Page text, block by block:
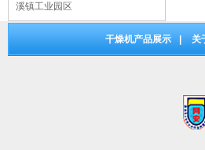
溪镇工业园区
干燥机产品展示 关